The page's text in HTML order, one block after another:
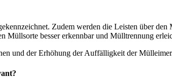
Zudem werden die Leisten über
besser erkennbar und Mülltrennung
und der Erhöhung der Auffälligkeit der